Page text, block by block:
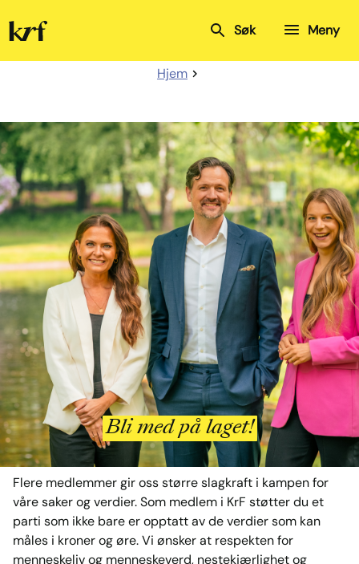
Kristelig
Folkeparti Meny
Søk
Hjem
Bli med på laget!
Flere medlemmer gir oss større slagkraft i kampen for
våre saker og verdier. Som medlem i KrF støtter du et
parti som ikke bare er opptatt av de verdier som kan
måles i kroner og øre. Vi ønsker at respekten for
menneskeliv og menneskeverd, nestekjærlighet og